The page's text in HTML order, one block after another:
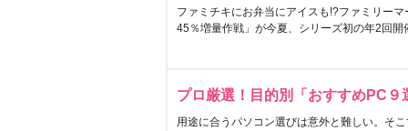
ファミチキにお弁当にアイスも!?ファミリー
45％増量作戦」が今夏、シリーズ初の年2回開
プロ厳選！目的別「おすすめPC９
用途に合うパソコン選びは意外と難しい。そ